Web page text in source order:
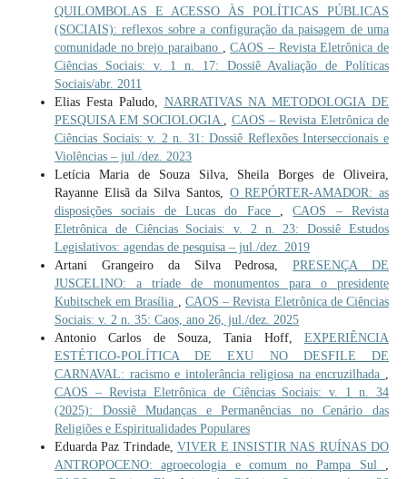
QUILOMBOLAS E ACESSO ÀS POLÍTICAS PÚBLICAS
(SOCIAIS): reflexos sobre a configuração da paisagem de uma
comunidade no brejo paraibano
,CAOS – Revista Eletrônica de
Ciências Sociais: v. 1 n. 17: Dossiê Avaliação de Políticas
Sociais/abr. 2011
Elias Festa Paludo, NARRATIVAS NA METODOLOGIA DE
PESQUISA EM SOCIOLOGIA
CAOS – Revista Eletrônica de
Ciências Sociais: v. 2 n. 31: Dossiê Reflexões Interseccionais e
Violências – jul./dez. 2023
Letícia Maria de Souza Silva, Sheila Borges de Oliveira,
Rayanne Elisã da Silva Santos, O REPÓRTER-AMADOR: as
disposições sociais de Lucas do Face
,CAOS – Revista
Eletrônica de Ciências Sociais: v. 2 n. 23: Dossiê Estudos
Legislativos: agendas de pesquisa – jul./dez. 2019
Artani Grangeiro da Silva Pedrosa,PRESENÇA DE
JUSCELINO: a tríade de monumentos para o presidente
Kubitschek em Brasília
CAOS – Revista Eletrônica de Ciências
Sociais: v. 2 n. 35: Caos, ano 26, jul./dez. 2025
Antonio Carlos de Souza, Tania Hoff,EXPERIÊNCIA
ESTÉTICO-POLÍTICA DE EXU NO DESFILE DE
CARNAVAL: racismo e intolerância religiosa na encruzilhada
CAOS – Revista Eletrônica de Ciências Sociais: v. 1 n. 34
(2025): Dossiê Mudanças e Permanências no Cenário das
Religiões e Espiritualidades Populares
Eduarda Paz Trindade,VIVER E INSISTIR NAS RUÍNAS DO
ANTROPOCENO: agroecologia e comum no Pampa Sul